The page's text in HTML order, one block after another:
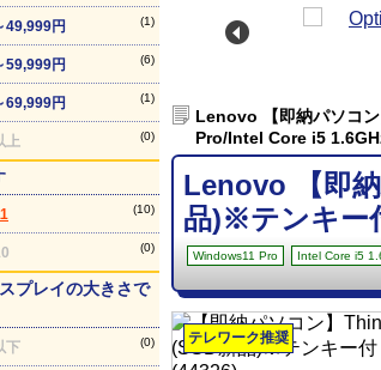
49,999円 (1)
59,999円 (6)
69,999円 (1)
上 (0)
(10)
(0)
プレイの大きさで
下 (0)
Lenovo 【即納パソコ
Pro/Intel Core i5
Lenovo 【即
品)※テンキ
Windows11 Pro Intel Core i5
テレワーク推奨